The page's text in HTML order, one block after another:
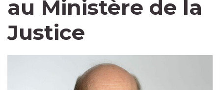
au Ministère de la
Justice